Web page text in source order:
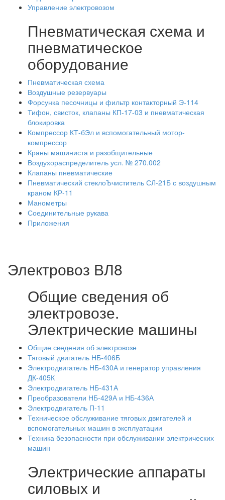
Управление электровозом
Пневматическая схема и
пневматическое
оборудование
Пневматическая схема
Воздушные резервуары
Форсунка песочницы и фильтр контакторный Э-114
Тифон, свисток, клапаны КП-17-03 и пневматическая
блокировка
Компрессор КТ-бЭл и вспомогательный мотор-
компрессор
Краны машиниста и разобщительные
Воздухораспределитель усл. № 270.002
Клапаны пневматические
Пневматический стеклоЪчиститель СЛ-21Б с воздушным
краном КР-11
Манометры
Соединительные рукава
Приложения
Электровоз ВЛ8
Общие сведения об
электровозе.
Электрические машины
Общие сведения об электровозе
Тяговый двигатель НБ-406Б
Электродвигатель НБ-430А и генератор управления
ДК-405К
Электродвигатель НБ-431А
Преобразователи НБ-429А и НБ-436А
Электродвигатель П-11
Техническое обслуживание тяговых двигателей и
вспомогательных машин в эксплуатации
Техника безопасности при обслуживании электрических
машин
Электрические аппараты
силовых и